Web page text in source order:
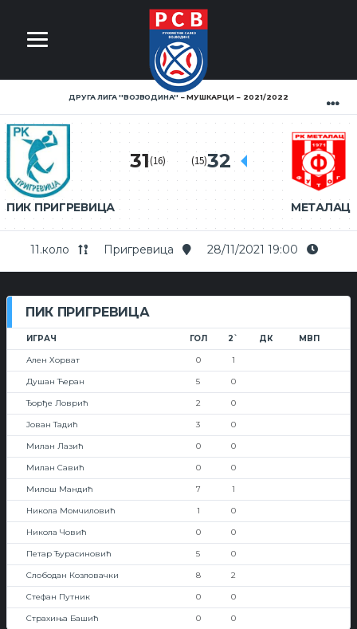
ДРУГА ЛИГА ''ВОЈВОДИНА'' МУШКАРЦИ 2021/2022
ПИК ПРИГРЕВИЦА
31(16)
МЕТАЛАЦ
(15)32
11.коло Пригревица 28/11/2021 19:00
ПИК ПРИГРЕВИЦА
ИГРАЧ ГОЛ 2` ДК МВП
Ален Хорват 0 1
Душан Ћеран 5 0
Ђорђе Ловрић 2 0
Јован Тадић 3 0
Милан Лазић 0 0
Милан Савић 0 0
Милош Мандић 7 1
Никола Момчиловић 1 0
Никола Човић 0 0
Петар Ђурасиновић 5 0
Слободан Козловачки 8 2
Стефан Путник 0 0
Страхиња Башић 0 0